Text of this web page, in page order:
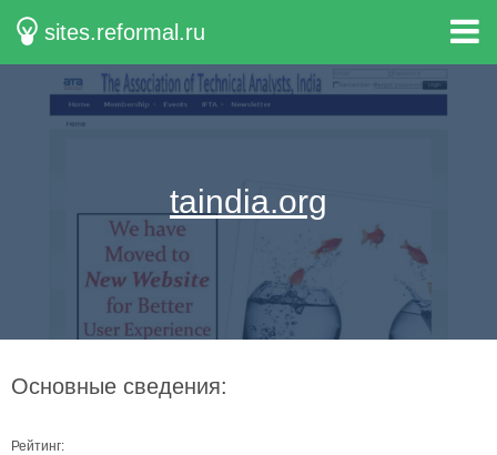
sites.reformal.ru
taindia.org
Основные сведения:
Рейтинг: